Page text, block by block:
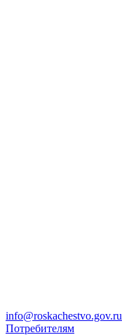
info@roskachestvo.gov.ru
Потребителям